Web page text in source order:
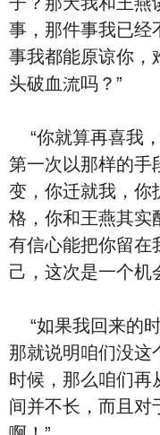
事 ，那件事我已
事我都能原谅你，
头破⾎流吗？”
“你就算再喜我
第一次以那样的手
变，你迁就我，你
格，你和王燕其实
有信心能把你留在
己，这次是一个机
“如果我回来的
那就说明咱们没这
时候，那么咱们再
间并不长，而且对